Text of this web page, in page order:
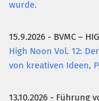
wurde.
15.9.2026 - BVMC –
High Noon Vol. 12:
von kreativen Ideen,
13.10.2026 - Führung